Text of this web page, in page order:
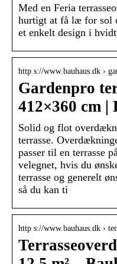
Med en Feria
hurtigt at få læ for sol
et enkelt design i
http s://www.bauhaus.dk ›
Gardenpro
412×360 cm
Solid og flot
terrasse.
passer til en terrasse
velegnet, hvis du
terrasse og generelt
så du kan ti
http s://www.bauhaus.dk ›